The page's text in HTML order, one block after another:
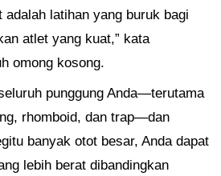
adalah latihan yang buruk bagi
atlet yang kuat,” kata
omong kosong.
punggung Anda—terutama
rhomboid, dan trap—dan
banyak otot besar, Anda dapat
lebih berat dibandingkan